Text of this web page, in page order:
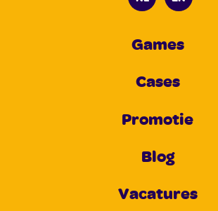
Games
Cases
Promotie
Blog
Vacatures